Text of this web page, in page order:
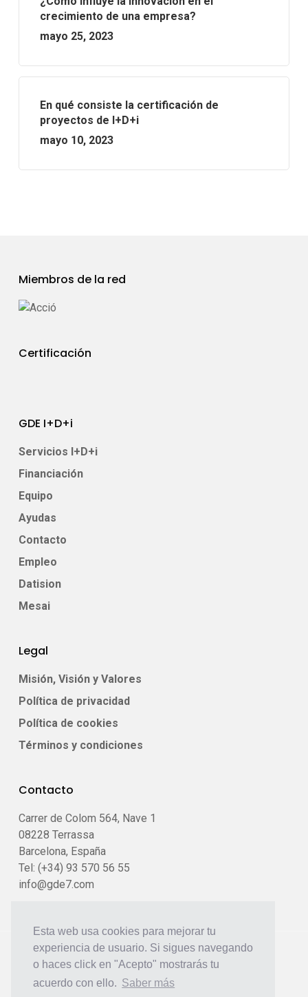
Esta web usa cookies para mejorar tu
experiencia de usuario. Si sigues navegando
o haces click en "Acepto" mostrarás tu
acuerdo con ello. Saber más
crecimiento de una empresa?
mayo 25, 2023
En qué consiste la certificación de
proyectos de I+D+i
mayo 10, 2023
Miembros de la red
Certificación
GDE I+D+i
Servicios I+D+i
Financiación
Equipo
Ayudas
Contacto
Empleo
Datision
Mesai
Legal
Misión, Visión y Valores
Política de privacidad
Política de cookies
Términos y condiciones
Contacto
Carrer de Colom 564, Nave 1
08228 Terrassa
Barcelona, España
Tel: (+34) 93 570 56 55
info@gde7.com
© 2026 Gde7.Desarrollo Web